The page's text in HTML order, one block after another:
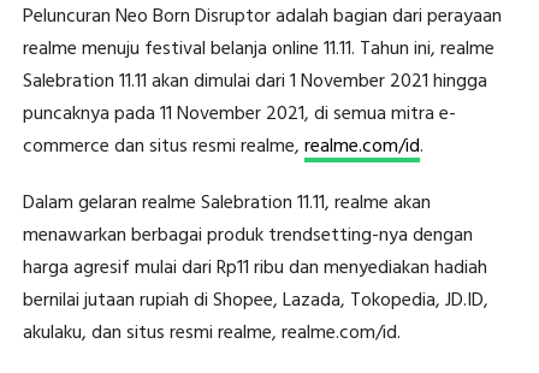
Peluncuran Neo Born Disruptor adalah bagian dari perayaan
realme menuju festival belanja online 11.11. Tahun ini, realme
Salebration 11.11 akan dimulai dari 1 November 2021 hingga
puncaknya pada 11 November 2021, di semua mitra e-
commerce dan situs resmi realme,realme.com/id.
Dalam gelaran realme Salebration 11.11, realme akan
menawarkan berbagai produk trendsetting-nya dengan
harga agresif mulai dari Rp11 ribu dan menyediakan hadiah
bernilai jutaan rupiah di Shopee, Lazada, Tokopedia, JD.ID,
akulaku, dan situs resmi realme, realme.com/id.